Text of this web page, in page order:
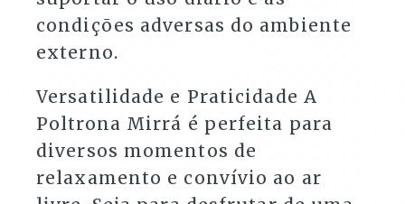
condições adversas do ambiente
externo.
Versatilidade e Praticidade A
Poltrona Mirrá é perfeita para
diversos momentos de
relaxamento e convívio ao ar